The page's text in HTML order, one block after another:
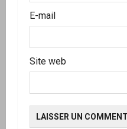
E-mail
Site web